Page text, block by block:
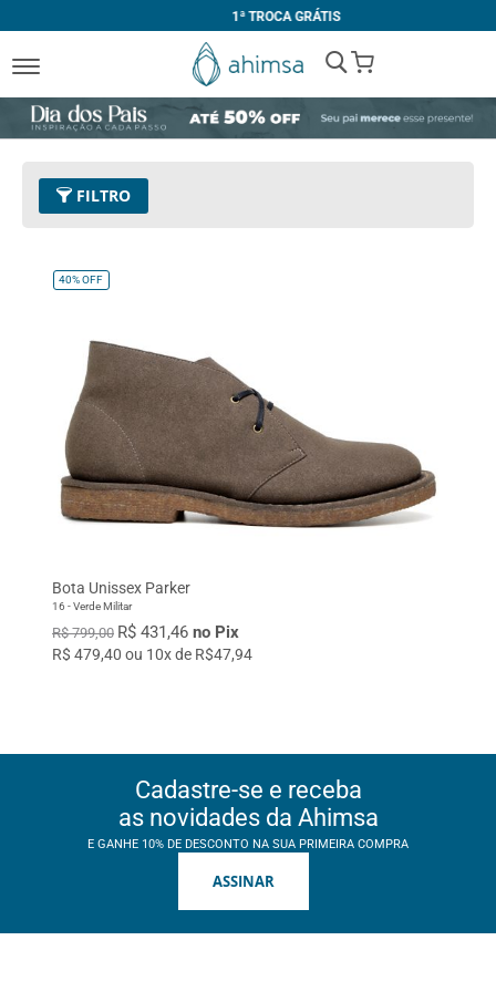
1ª TROCA GRÁTIS
My Cart
FILTRO
Tamanho
Limpar Tudo
40%OFF
Bota Unissex Parker
16 - Verde Militar
R$ 799,00 R$ 431,46 no Pix
R$ 479,40 ou 10x de R$47,94
Cadastre-se e receba
as novidades da Ahimsa
E GANHE 10% DE DESCONTO NA SUA PRIMEIRA COMPRA
ASSINAR